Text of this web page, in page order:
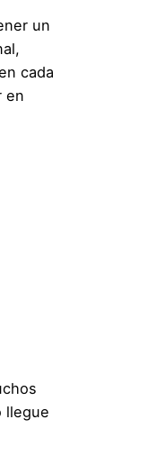
un
cada
en
llegue